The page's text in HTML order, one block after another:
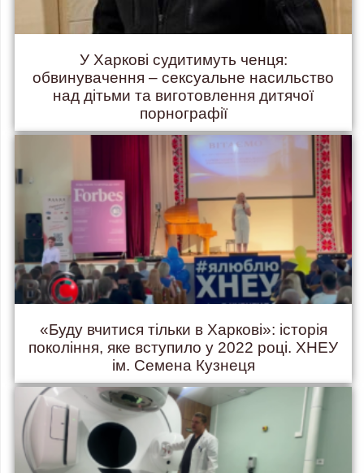
У Харкові судитимуть ченця:
обвинувачення – сексуальне насильство
над дітьми та виготовлення дитячої
порнографії
«Буду вчитися тільки в Харкові»: історія
покоління, яке вступило у 2022 році. ХНЕУ
ім. Семена Кузнеця